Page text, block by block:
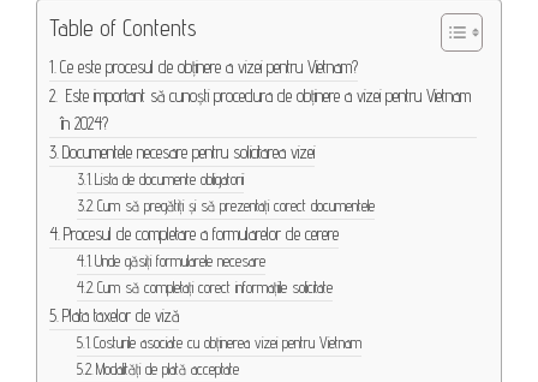
Table of Contents
Ce este procesul de obținere a vizei pentru Vietnam?
Este important să cunoști procedura de obținere a vizei pentru Vietnam
în 2024?
Documentele necesare pentru solicitarea vizei
Lista de documente obligatorii
Cum să pregătiți și să prezentați corect documentele
Procesul de completare a formularelor de cerere
Unde găsiți formularele necesare
Cum să completați corect informațiile solicitate
Plata taxelor de viză
Costurile asociate cu obținerea vizei pentru Vietnam
Modalități de plată acceptate